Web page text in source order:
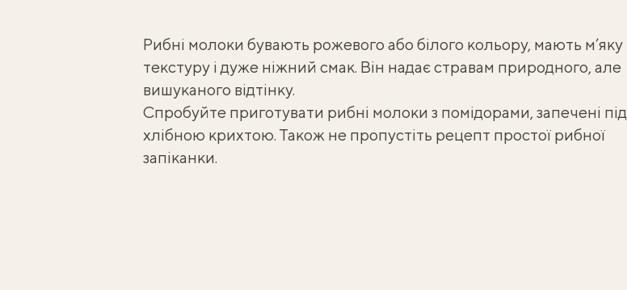
Рибні молоки бувають рожевого або білого кольору, мають м’яку
текстуру і дуже ніжний смак. Він надає стравам природного, але
вишуканого відтінку.
Спробуйте приготувати рибні молоки з помідорами, запечені під
хлібною крихтою. Також не пропустіть рецепт простої рибної
запіканки.